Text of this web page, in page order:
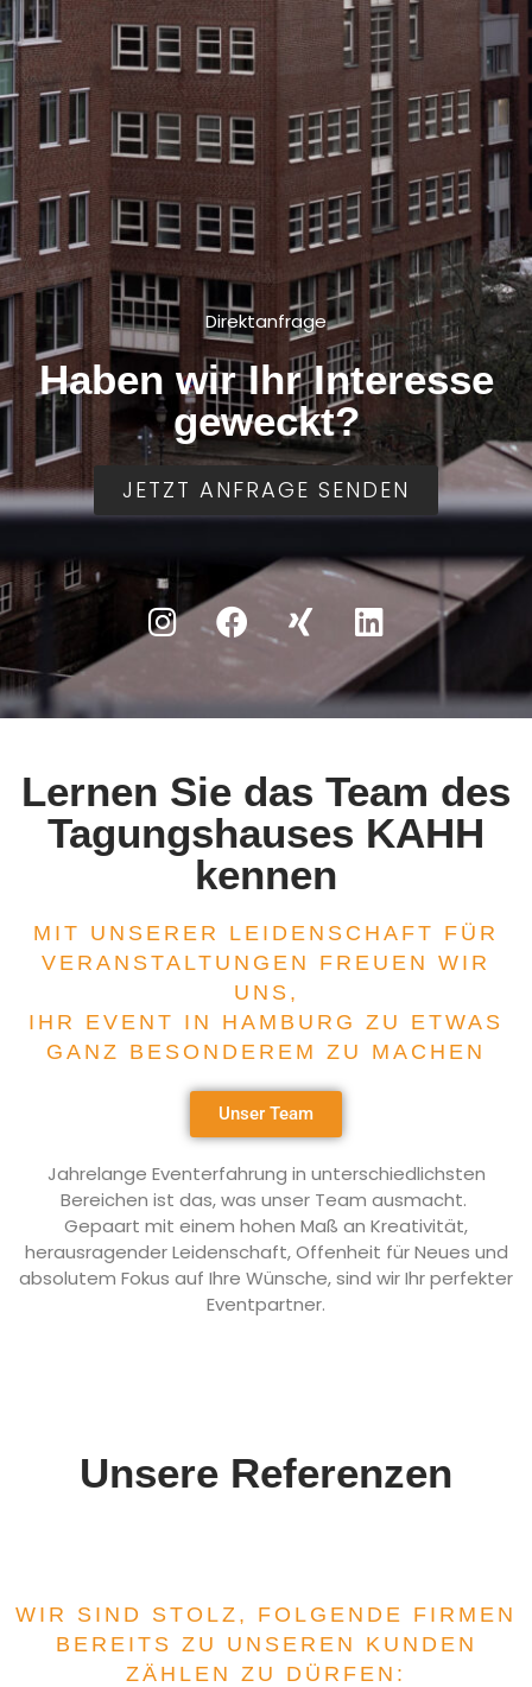
Direktanfrage
Haben wir Ihr Interesse
geweckt?
JETZT ANFRAGE SENDEN
Lernen Sie das Team des
Tagungshauses KAHH
kennen
MIT UNSERER LEIDENSCHAFT FÜR
VERANSTALTUNGEN FREUEN WIR
UNS,
IHR EVENT IN HAMBURG ZU ETWAS
GANZ BESONDEREM ZU MACHEN
Unser Team
Jahrelange Eventerfahrung in unterschiedlichsten
Bereichen ist das, was unser Team ausmacht.
Gepaart mit einem hohen Maß an Kreativität,
herausragender Leidenschaft, Offenheit für Neues und
absolutem Fokus auf Ihre Wünsche, sind wir Ihr perfekter
Eventpartner.
Unsere Referenzen
WIR SIND STOLZ, FOLGENDE FIRMEN
BEREITS ZU UNSEREN KUNDEN
ZÄHLEN ZU DÜRFEN: